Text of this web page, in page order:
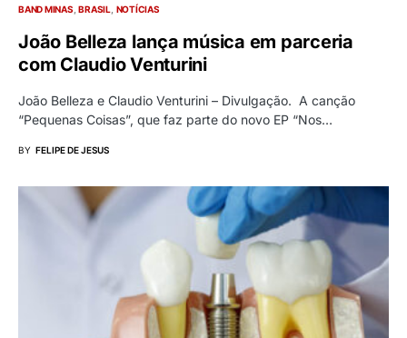
BAND MINAS BRASIL NOTÍCIAS
João Belleza lança música em parceria
com Claudio Venturini
João Belleza e Claudio Venturini – Divulgação. A canção
“Pequenas Coisas”, que faz parte do novo EP “Nos…
BY FELIPE DE JESUS